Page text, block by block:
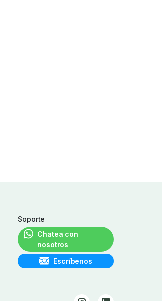
Soporte
Chatea con
nosotros
Escríbenos